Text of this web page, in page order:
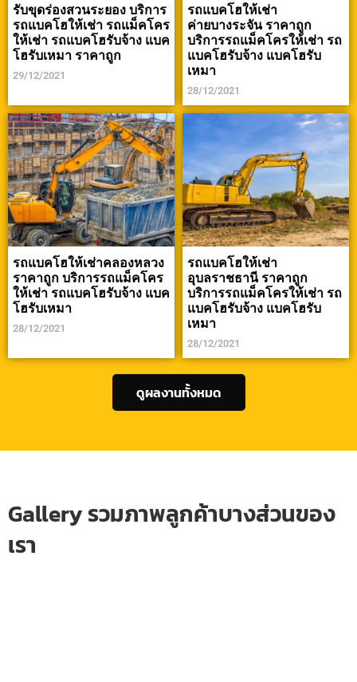
รับขุดร่องสวนระยอง บริการ
รถแบคโฮให้เช่า รถแม็คโคร
ให้เช่า รถแบคโฮรับจ้าง แบค
โฮรับเหมา ราคาถูก
29/12/2021
รถแบคโฮให้เช่า
ค่ายบางระจัน ราคาถูก
บริการรถแม็คโครให้เช่า รถ
แบคโฮรับจ้าง แบคโฮรับ
เหมา
28/12/2021
รถแบคโฮให้เช่าคลองหลวง
ราคาถูก บริการรถแม็คโคร
ให้เช่า รถแบคโฮรับจ้าง แบค
โฮรับเหมา
28/12/2021
รถแบคโฮให้เช่า
อุบลราชธานี ราคาถูก
บริการรถแม็คโครให้เช่า รถ
แบคโฮรับจ้าง แบคโฮรับ
เหมา
28/12/2021
ดูผลงานทั้งหมด
Gallery รวมภาพลูกค้าบางส่วนของ
เรา